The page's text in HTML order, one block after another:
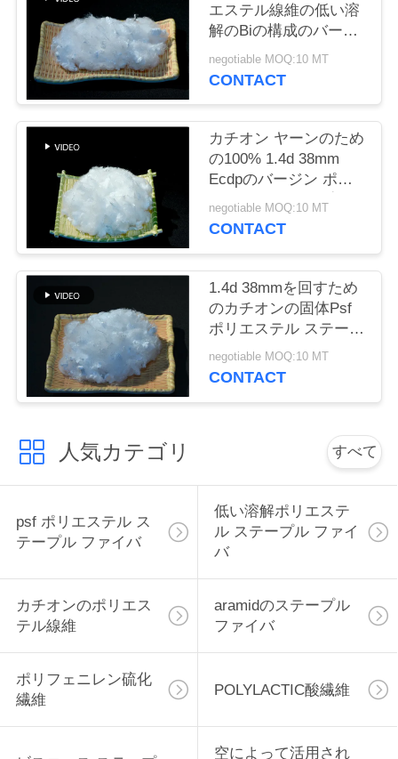
質
達
な
さ
い
ニ
ュ
ー
ス
エステル線維の低い溶
解のBiの構成のバージ
ンの等級
negotiable MOQ:10 MT
CONTACT
カチオン ヤーンのため
の100% 1.4d 38mm
Ecdpのバージン ポリ
エステル ステープル
ファイバECDP PSF
negotiable MOQ:10 MT
CONTACT
1.4d 38mmを回すため
のカチオンの固体Psf
ポリエステル ステープ
ル ファイバ
negotiable MOQ:10 MT
CONTACT
人気カテゴリ すべて
psf ポリエステル ス
テープル ファイバ
低い溶解ポリエステ
ル ステープル ファイ
バ
カチオンのポリエス
テル線維
aramidのステープル
ファイバ
ポリフェニレン硫化
繊維
POLYLACTIC酸繊維
空によって活用され